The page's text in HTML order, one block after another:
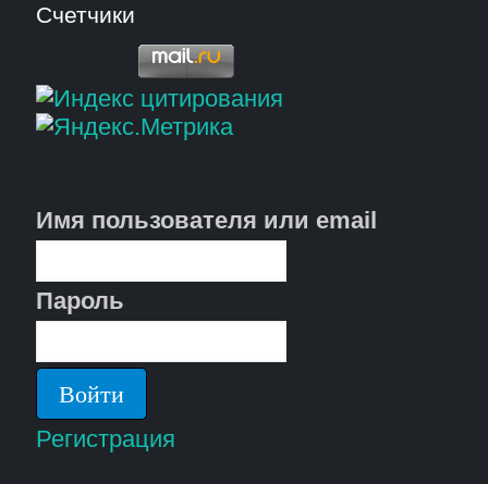
Счетчики
Имя пользователя или email
Пароль
Регистрация